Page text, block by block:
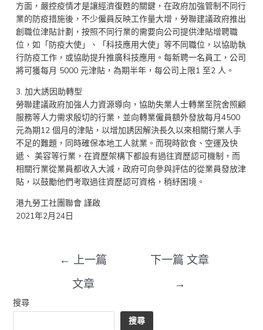
方面，嚴控疫情才是讓經濟復甦的關鍵，在政府加強管制不同行
業的防疫措施後，不少僱員反映工作量大增，勞聯建議政府推出
創職位津貼計劃，按照不同行業的需要向公司提供津貼增聘職
位，如「防疫大使」、「科技應用大使」等不同職位，以協助執
行防疫工作，或協助提升推廣科技應用。每新聘一名員工，公司
將可獲每月 5000 元津貼，為期半年，每公司上限1 至2 人。
3. 加大誘因助轉型
勞聯建議政府加強人力資源導向，協助失業人士轉業至院舍照顧
服務等人力需求殷切的行業，並向轉業僱員額外發放每月4500
元為期12 個月的津貼，以增加誘因解決長久以來相關行業人手
不足的難題，同時確保本地工人就業。而現時飲食、空運及快
遞、 美容等行業，在資歷架構下都設有過往資歷認可機制，而
相關行業從業員都收入大減，政府可向參與評估的從業員發放津
貼，以鼓勵他們考取過往資歷認可資格，稍紓困境。
港九勞工社團聯會 謹啟
2021年2月24日
← 上一篇
文章
下一篇 文章
→
搜尋
搜尋